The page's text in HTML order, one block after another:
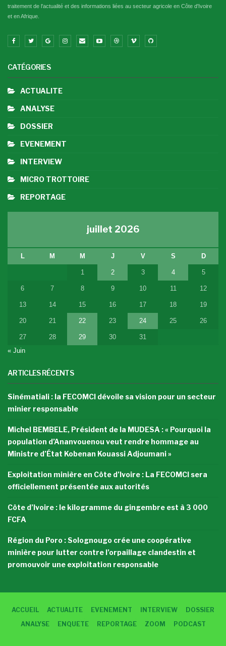
traitement de l'actualité et des informations liées au secteur agricole en Côte d'Ivoire
et en Afrique.
CATÉGORIES
ACTUALITE
ANALYSE
DOSSIER
EVENEMENT
INTERVIEW
MICRO TROTTOIRE
REPORTAGE
juillet 2026
L M M J V S D
1 2 3 4 5
6 7 8 9 10 11 12
13 14 15 16 17 18 19
20 21 22 23 24 25 26
27 28 29 30
31
« Juin
ARTICLES RÉCENTS
Sinématiali : la FECOMCI dévoile sa vision pour un secteur
minier responsable
Michel BEMBELE, Président de la MUDESA : « Pourquoi la
population d’Ananvouenou veut rendre hommage au
Ministre d’État Kobenan Kouassi Adjoumani »
Exploitation minière en Côte d’Ivoire : La FECOMCI sera
officiellement présentée aux autorités
Côte d’Ivoire : le kilogramme du gingembre est à 3 000
FCFA
Région du Poro : Solognougo crée une coopérative
minière pour lutter contre l’orpaillage clandestin et
promouvoir une exploitation responsable
ACCUEIL ACTUALITE EVENEMENT INTERVIEW
DOSSIER
ANALYSE
ENQUETE REPORTAGE ZOOM PODCAST